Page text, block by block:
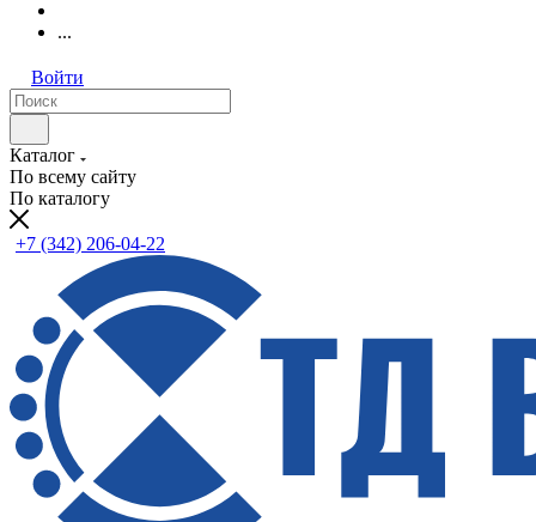
...
Войти
Каталог
По всему сайту
По каталогу
+7 (342) 206-04-22